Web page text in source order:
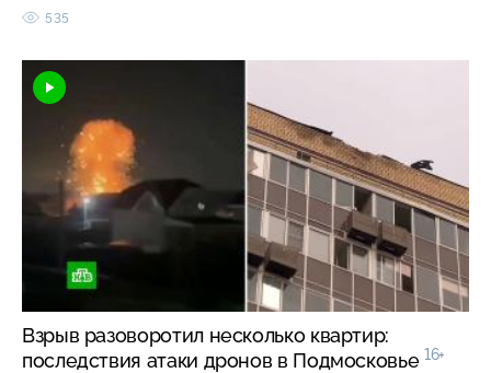
535
Взрыв разоворотил несколько квартир:
последствия атаки дронов в Подмосковье 16+